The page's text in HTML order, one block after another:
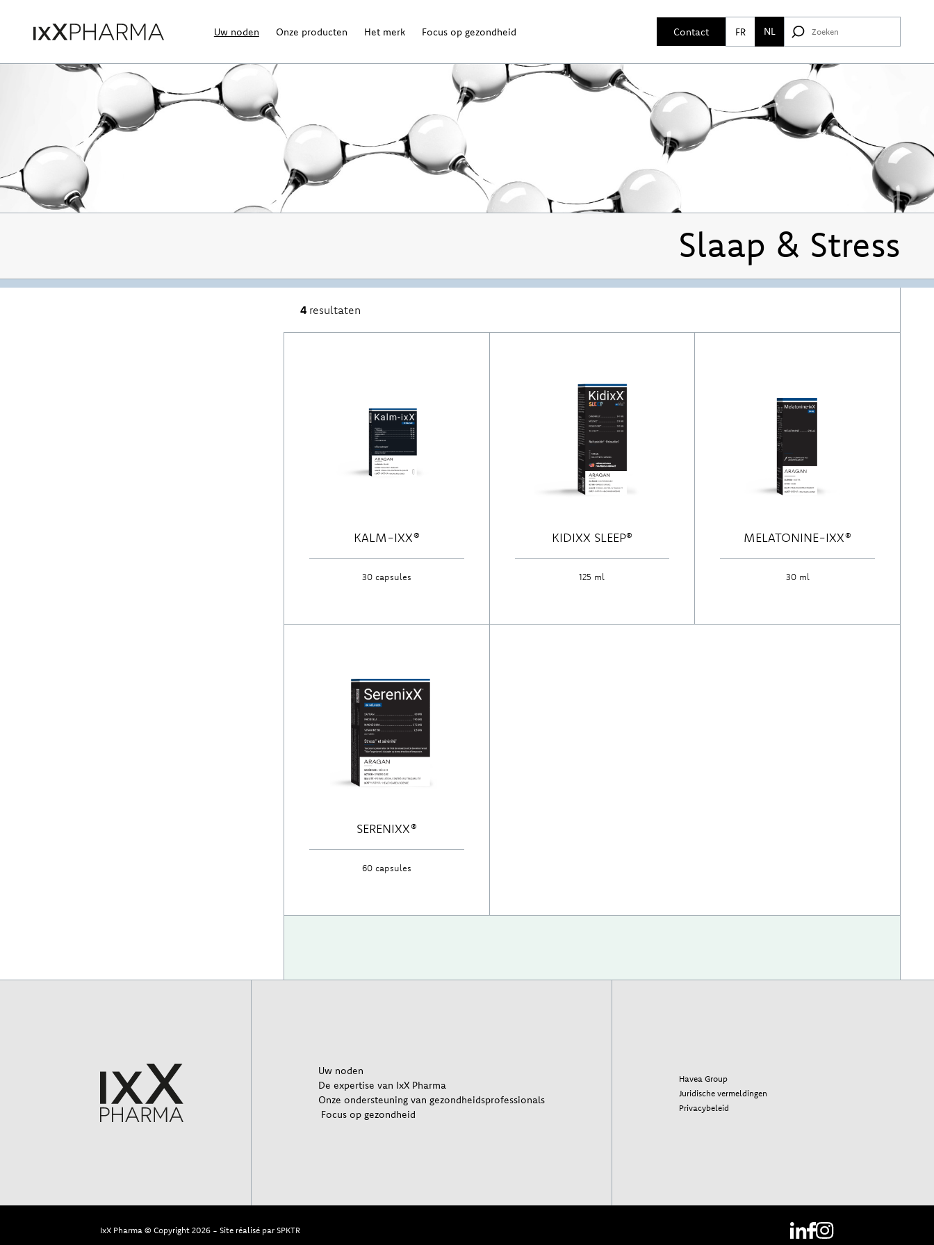
Uw noden Onze producten Het merk Focus op gezondheid Contact FR NL
Slaap & Stress
4 resultaten
KALM-IXX®
30 capsules
KIDIXX SLEEP®
125 ml
MELATONINE-IXX®
30 ml
SERENIXX®
60 capsules
Uw noden
De expertise van IxX Pharma
Onze ondersteuning van gezondheidsprofessionals
Focus op gezondheid
Havea Group
Juridische vermeldingen
Privacybeleid
IxX Pharma © Copyright 2026 - Site réalisé par SPKTR